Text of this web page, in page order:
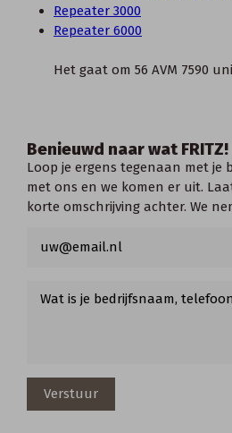
Repeater 3000
Repeater 6000
Het gaat om 56 AVM 7590
Benieuwd naar wat
Loop je ergens tegenaan met je
met ons en we komen er uit.
korte omschrijving achter. We